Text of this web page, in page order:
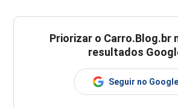
Priorizar o Carro.Blog.br
resultados
Seguir no Google